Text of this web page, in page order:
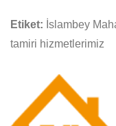
Etiket: İslambey
tamiri hizmetlerimiz